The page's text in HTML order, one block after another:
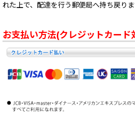
れた上で、配達を行う郵便局へ持ち戻り
お支払い方法(クレジットカード